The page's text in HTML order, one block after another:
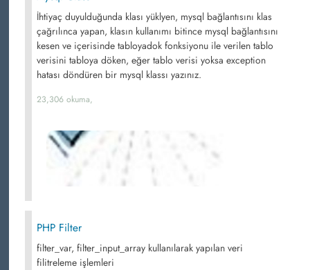
İhtiyaç duyulduğunda klası yüklyen, mysql bağlantısını klas
çağrılınca yapan, klasın kullanımı bitince mysql bağlantısını
kesen ve içerisinde tabloyadok fonksiyonu ile verilen tablo
verisini tabloya döken, eğer tablo verisi yoksa exception
hatası döndüren bir mysql klassı yazınız.
23,306 okuma,
PHP Filter
filter_var, filter_input_array kullanılarak yapılan veri
filitreleme işlemleri